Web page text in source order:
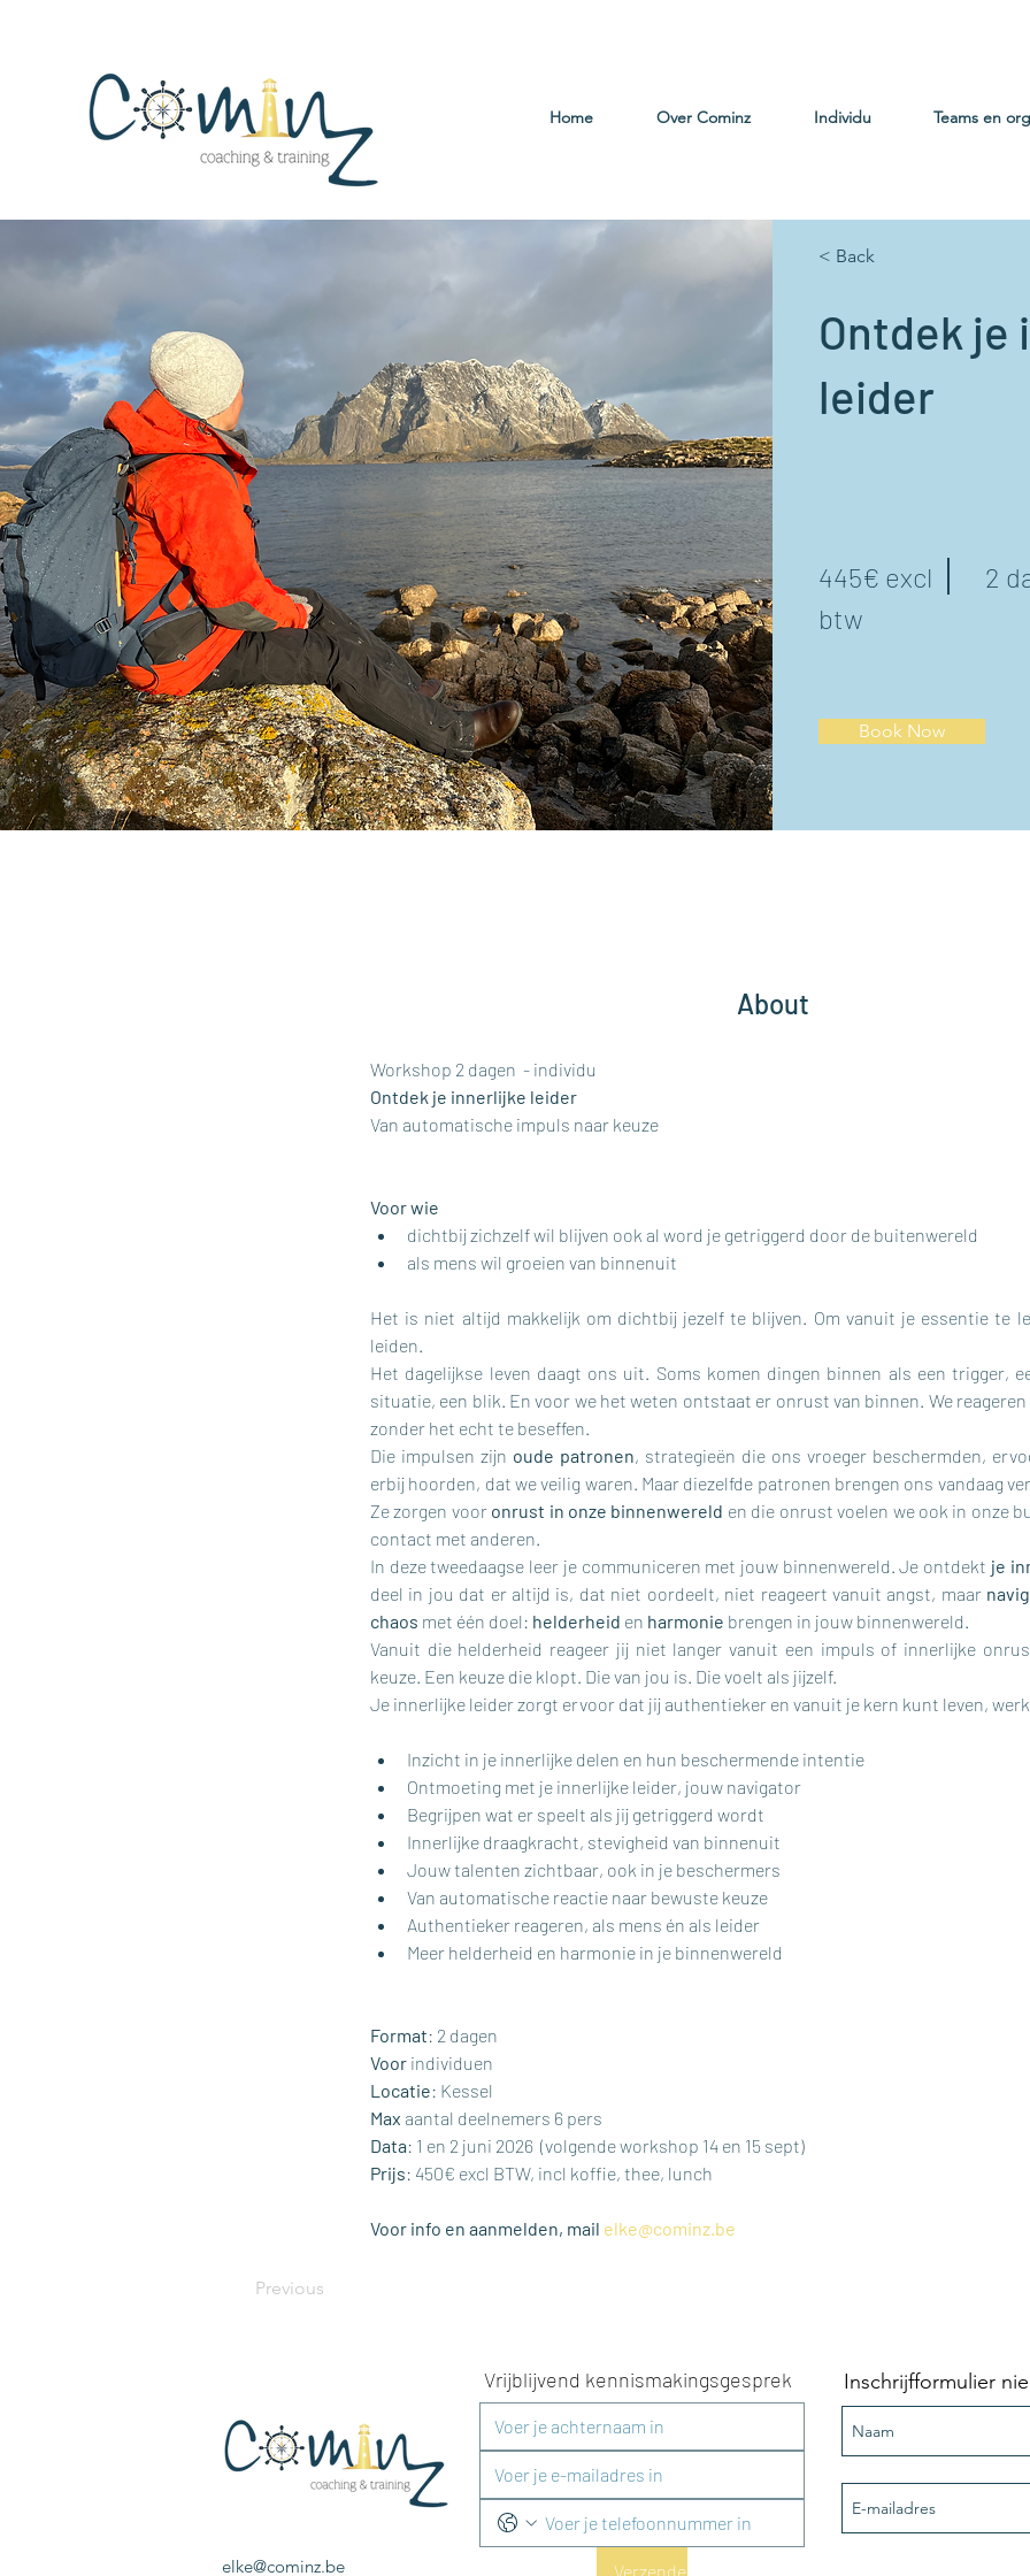
Home Over Cominz Individu Teams en
< Back
Ontdek je
leider
445€ excl
btw
2
Book Now
About
Workshop 2 dagen  - individu​
Ontdek je innerlijke leider
​Van automatische impuls naar keuze
Voor wie
dichtbij zichzelf wil blijven ook al word je getriggerd door de buitenwereld
als mens wil groeien van binnenuit
Het is niet altijd makkelijk om dichtbij jezelf te blijven. Om vanuit je essentie te
leiden.
Het dagelijkse leven daagt ons uit. Soms komen dingen binnen als een trigger,
situatie, een blik. En voor we het weten ontstaat er onrust van binnen. We
zonder het echt te beseffen.
Die impulsen zijn oude patronen, strategieën die ons vroeger beschermden,
erbij hoorden, dat we veilig waren. Maar diezelfde patronen brengen ons vandaag
Ze zorgen voor onrust in onze binnenwereld en die onrust voelen we ook in onze
contact met anderen.
In deze tweedaagse leer je communiceren met jouw binnenwereld. Je ontdekt je
deel in jou dat er altijd is, dat niet oordeelt, niet reageert vanuit angst, maar
chaos met één doel: helderheid en harmonie brengen in jouw binnenwereld.
Vanuit die helderheid reageer jij niet langer vanuit een impuls of innerlijke
keuze. Een keuze die klopt. Die van jou is. Die voelt als jijzelf.
Je innerlijke leider zorgt ervoor dat jij authentieker en vanuit je kern kunt leven,
Inzicht in je innerlijke delen en hun beschermende intentie
Ontmoeting met je innerlijke leider, jouw navigator
Begrijpen wat er speelt als jij getriggerd wordt
Innerlijke draagkracht, stevigheid van binnenuit
Jouw talenten zichtbaar, ook in je beschermers
Van automatische reactie naar bewuste keuze
Authentieker reageren, als mens én als leider
Meer helderheid en harmonie in je binnenwereld
Format: 2 dagen
Voor individuen
Locatie: Kessel
Max aantal deelnemers 6 pers
Data: 1 en 2 juni 2026​  (volgende workshop 14 en 15 sept)
Prijs: 450€ excl BTW, incl koffie, thee, lunch
Voor info en aanmelden, mail elke@cominz.be
Previous
elke@cominz.be
Inschrijfformulier
Verzenden
Vrijblijvend kennismakingsgesprek